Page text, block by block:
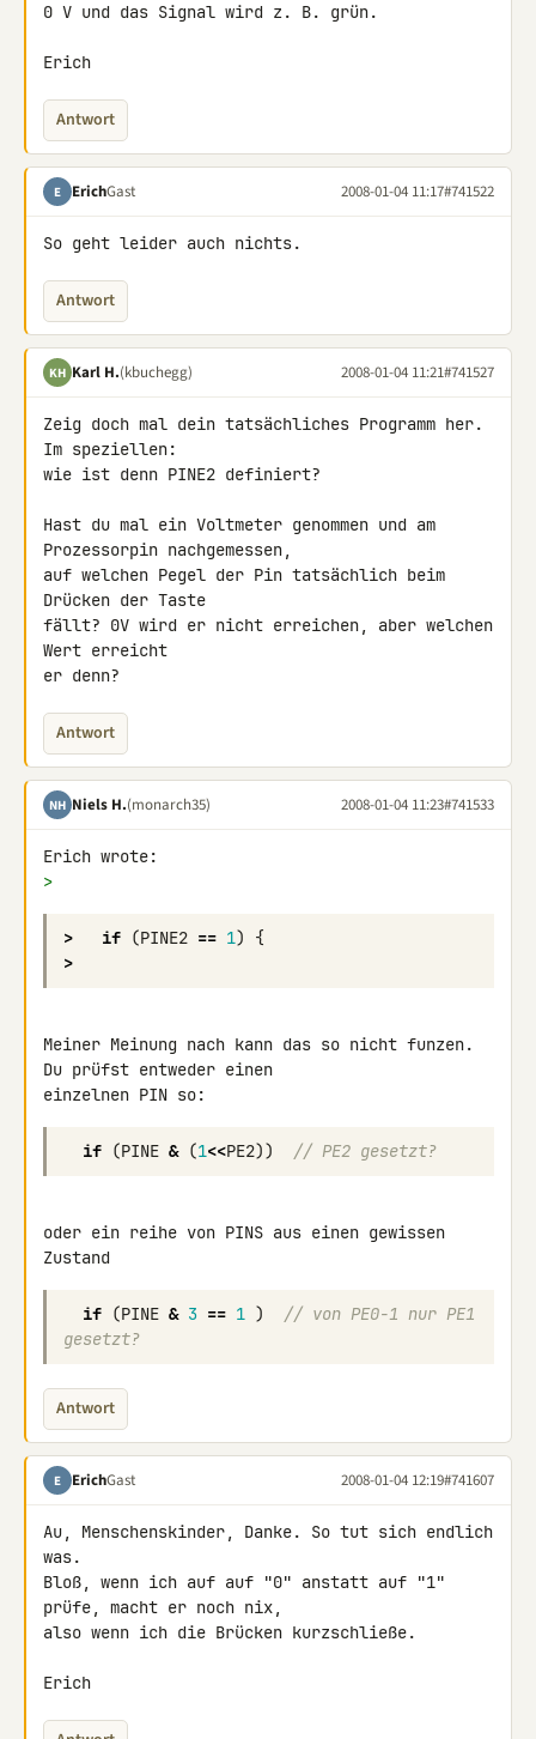
0 V und das Signal wird z. B. grün.
Erich
Antwort
E ErichGast 2008-01-04 11:17#741522
So geht leider auch nichts.
Antwort
KH Karl H.(kbuchegg) 2008-01-04 11:21#741527
Zeig doch mal dein tatsächliches Programm her.
Im speziellen:
wie ist denn PINE2 definiert?
Hast du mal ein Voltmeter genommen und am
Prozessorpin nachgemessen,
auf welchen Pegel der Pin tatsächlich beim
Drücken der Taste
fällt? 0V wird er nicht erreichen, aber welchen
Wert erreicht
er denn?
Antwort
NH Niels H.(monarch35) 2008-01-04 11:23#741533
>
> if (PINE2 == 1)
{
>
Meiner Meinung nach kann das so nicht funzen.
Du prüfst entweder einen
if (PINE & (1<<PE2)) // PE2 gesetzt?
oder ein reihe von PINS aus einen gewissen
if (PINE & 3 == 1 )
// von PE0-1 nur PE1
gesetzt?
Antwort
E ErichGast 2008-01-04 12:19#741607
Au, Menschenskinder, Danke. So tut sich endlich
was.
Bloß, wenn ich auf auf "0" anstatt auf "1"
prüfe, macht er noch nix,
also wenn ich die Brücken kurzschließe.
Erich